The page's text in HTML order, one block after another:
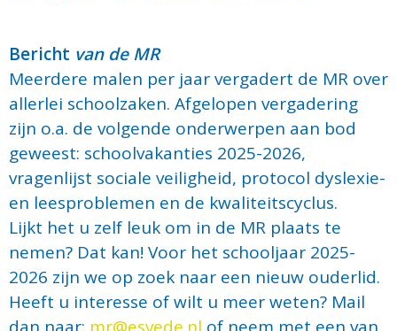
Bericht van de MR
Meerdere malen per jaar vergadert de MR over
allerlei schoolzaken. Afgelopen vergadering
zijn o.a. de volgende onderwerpen aan bod
geweest: schoolvakanties 2025-2026,
vragenlijst sociale veiligheid, protocol dyslexie-
en leesproblemen en de kwaliteitscyclus.
Lijkt het u zelf leuk om in de MR plaats te
nemen? Dat kan! Voor het schooljaar 2025-
2026 zijn we op zoek naar een nieuw ouderlid.
Heeft u interesse of wilt u meer weten? Mail